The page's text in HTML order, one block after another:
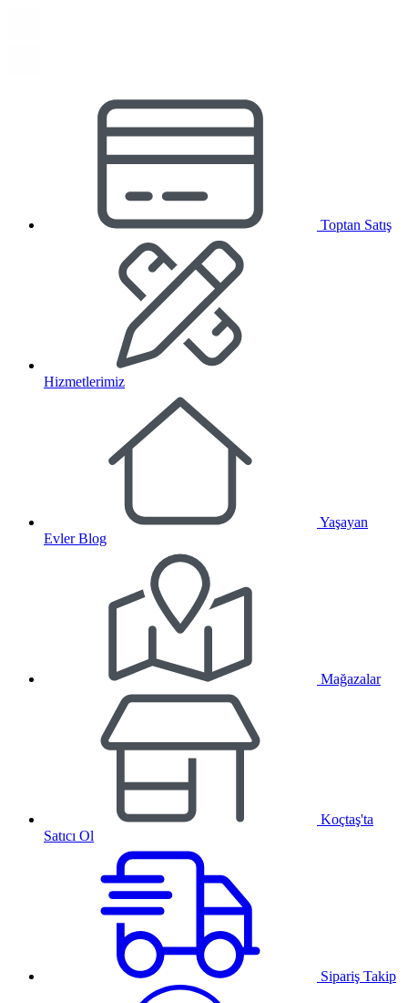
Toptan Satış
Hizmetlerimiz
Yaşayan
Evler Blog
Mağazalar
Koçtaş'ta
Satıcı Ol
Sipariş Takip